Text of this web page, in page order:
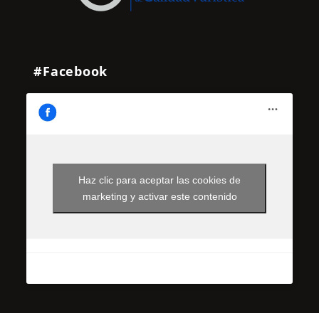
#Facebook
Haz clic para aceptar las cookies de
marketing y activar este contenido